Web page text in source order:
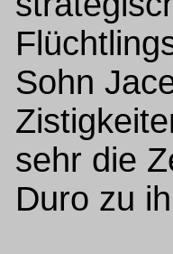
Sohn
sehr die
Duro zu